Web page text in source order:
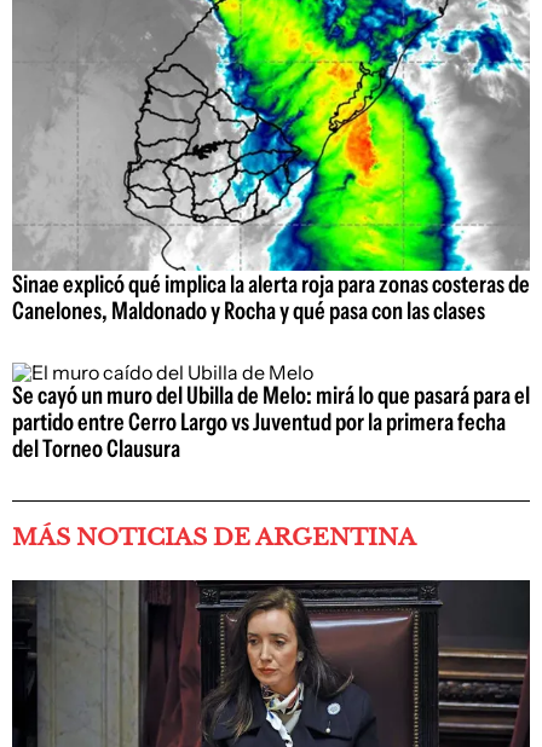
Sinae explicó qué implica la alerta roja para zonas costeras de
Canelones, Maldonado y Rocha y qué pasa con las clases
Se cayó un muro del Ubilla de Melo: mirá lo que pasará para el
partido entre Cerro Largo vs Juventud por la primera fecha
del Torneo Clausura
MÁS NOTICIAS DE ARGENTINA